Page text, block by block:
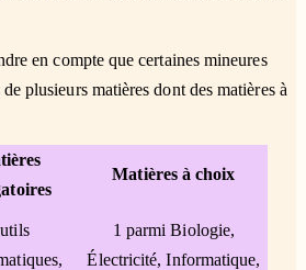
en compte que certaines mineures
plusieurs matières dont des matières à
Matières à choix
1 parmi Biologie,
Électricité, Informatique,